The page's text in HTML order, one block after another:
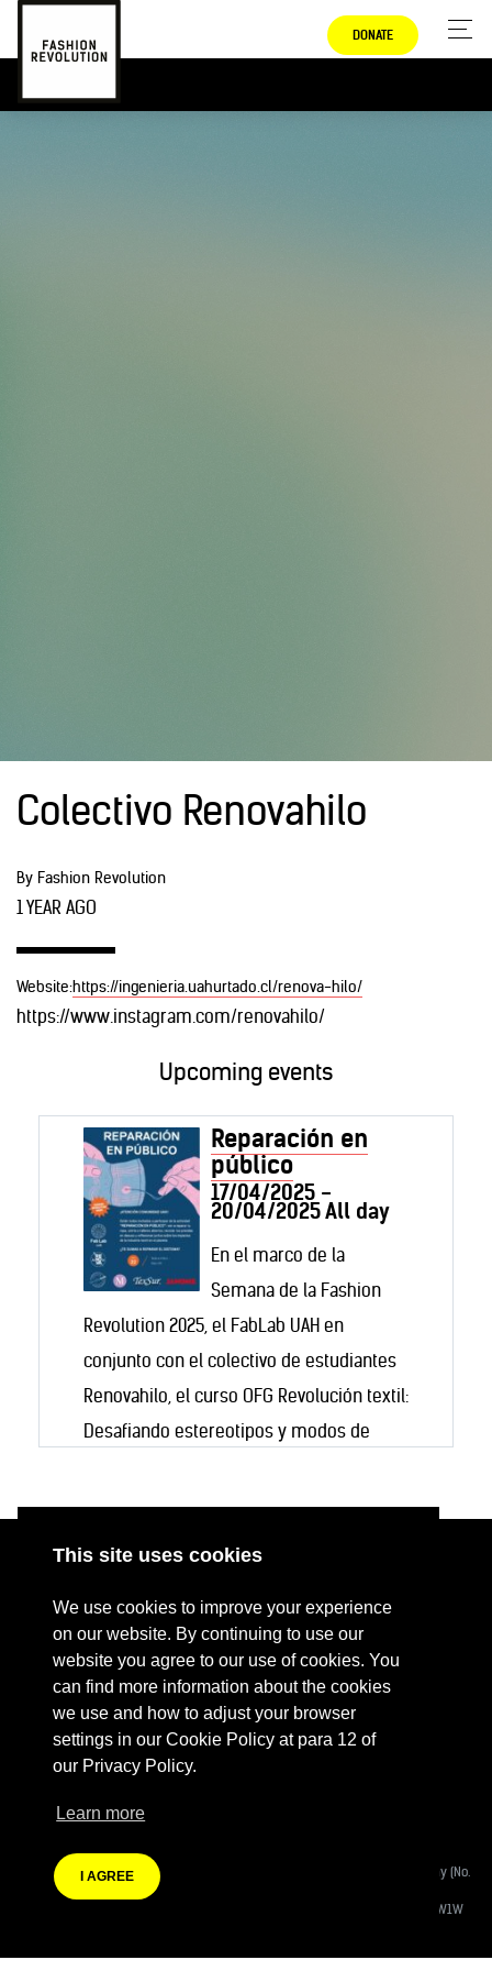
This site uses cookies
We use cookies to improve your experience
on our website. By continuing to use our
website you agree to our use of cookies. You
can find more information about the cookies
we use and how to adjust your browser
settings in our Cookie Policy at para 12 of
our Privacy Policy.
Learn more
I AGREE
DONATE
Colectivo Renovahilo
By Fashion Revolution
1 YEAR AGO
Website:https://ingenieria.uahurtado.cl/renova-hilo/
https://www.instagram.com/renovahilo/
Upcoming events
Reparación en
público
17/04/2025 -
20/04/2025 All day
En el marco de la
Semana de la Fashion
Revolution 2025, el FabLab UAH en
conjunto con el colectivo de estudiantes
Renovahilo, el curso OFG Revolución textil:
Desafiando estereotipos y modos de
Manos a la Aguja organizarán la actividad
Casa Esperanza de la Universidad Alberto
Hurtado. Esta actividad se sumará a la
conmemoración del Día Internacional de
Reparación en Público, una instancia
global que promueve el consumo
prendas en respuesta al modelo actual
de sobreconsumo y desperdicio textil.
El evento contará con stands de talleres
CONTACT US
PRESS RESOURCES KEY ORGANISATIONS
PRIVACY POLICY
Fashion Revolution Community Interest Company:
Registered Company (No.
Eastcastle House, 27/28 Eastcastle Street, London W1W